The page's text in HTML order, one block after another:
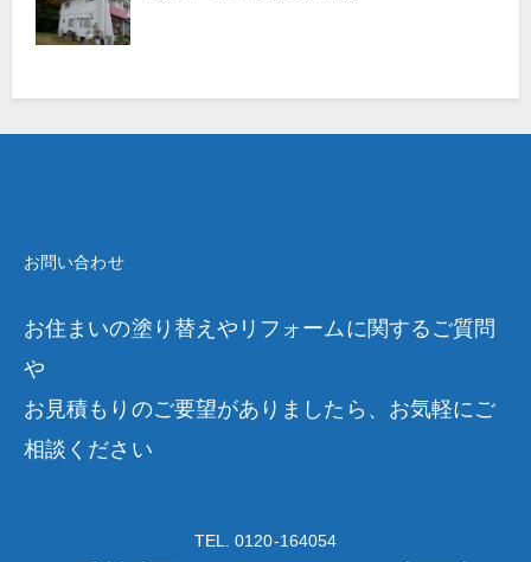
お問い合わせ
お住まいの塗り替えやリフォームに関するご質問
や
お見積もりのご要望がありましたら、お気軽にご
相談ください
TEL. 0120-164054